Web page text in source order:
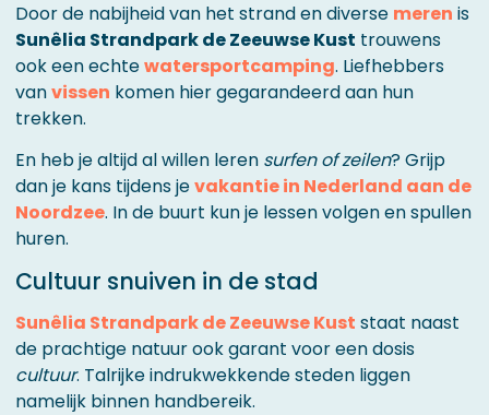
Door de nabijheid van het strand en diverse meren is
Sunêlia Strandpark de Zeeuwse Kust trouwens
ook een echtewatersportcamping. Liefhebbers
vanvissen komen hier gegarandeerd aan hun
trekken.
En heb je altijd al willen leren surfen of zeilen? Grijp
dan je kans tijdens jevakantie in Nederland aan de
Noordzee. In de buurt kun je lessen volgen en spullen
huren.
Cultuur snuiven in de stad
Sunêlia Strandpark de Zeeuwse Kust staat naast
de prachtige natuur ook garant voor een dosis
cultuur. Talrijke indrukwekkende steden liggen
namelijk binnen handbereik.